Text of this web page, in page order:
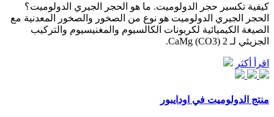
كيفية تكسير حجر الدولوميت. ما هو الحجر الجيري الدولوميت؟
الحجر الجيري الدولوميت هو نوع من الصخور والصخور المعدنية مع
الصيغة الكيميائية لكربونات الكالسيوم والمغنيسيوم والتركيب
الجزيئي لـ CaMg (CO3) 2.
اقرأ أكثر
منتج الدولوميت في اودايبور